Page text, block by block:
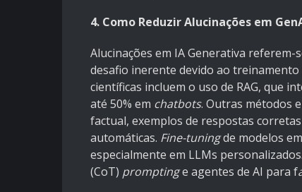
4. Como Reduzir Alucinações em
Alucinações em IA Generativa
desafio inerente devido ao
científicas incluem o uso de RAG, que
até 50% em chatbots. Outras métodos
factual, exemplos de respostas
automáticas. Fine-tuningde modelos
especialmente em LLMs
(CoT) promptinge agentes de AI para f